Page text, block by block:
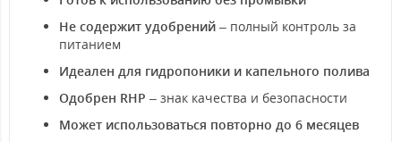
Не содержит удобрений – полный контроль за
питанием
Идеален для гидропоники и капельного полива
Одобрен RHP – знак качества и безопасности
Может использоваться повторно до 6 месяцев